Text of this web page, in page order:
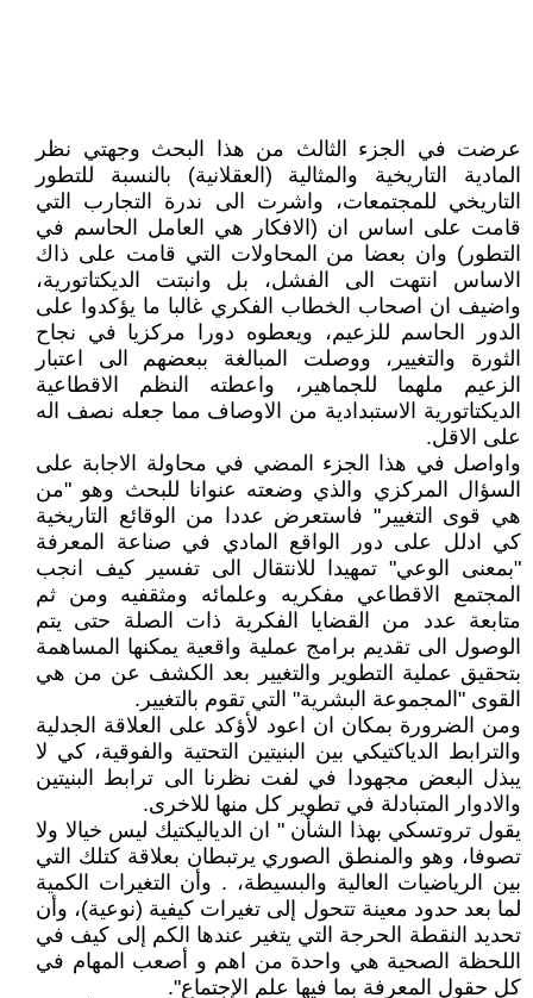
عرضت في الجزء الثالث من هذا البحث وجهتي نظر
المادية التاريخية والمثالية (العقلانية) بالنسبة للتطور
التاريخي للمجتمعات، واشرت الى ندرة التجارب التي
قامت على اساس ان (الافكار هي العامل الحاسم في
التطور) وان بعضا من المحاولات التي قامت على ذاك
الاساس انتهت الى الفشل، بل وانبتت الديكتاتورية،
واضيف ان اصحاب الخطاب الفكري غالبا ما يؤكدوا على
الدور الحاسم للزعيم، ويعطوه دورا مركزيا في نجاح
الثورة والتغيير، ووصلت المبالغة ببعضهم الى اعتبار
الزعيم ملهما للجماهير، واعطته النظم الاقطاعية
الديكتاتورية الاستبدادية من الاوصاف مما جعله نصف اله
على الاقل.
واواصل في هذا الجزء المضي في محاولة الاجابة على
السؤال المركزي والذي وضعته عنوانا للبحث وهو "من
هي قوى التغيير" فاستعرض عددا من الوقائع التاريخية
كي ادلل على دور الواقع المادي في صناعة المعرفة
"بمعنى الوعي" تمهيدا للانتقال الى تفسير كيف انجب
المجتمع الاقطاعي مفكريه وعلمائه ومثقفيه ومن ثم
متابعة عدد من القضايا الفكرية ذات الصلة حتى يتم
الوصول الى تقديم برامج عملية واقعية يمكنها المساهمة
بتحقيق عملية التطوير والتغيير بعد الكشف عن من هي
القوى "المجموعة البشرية" التي تقوم بالتغيير.
ومن الضرورة بمكان ان اعود لأؤكد على العلاقة الجدلية
والترابط الدياكتيكي بين البنيتين التحتية والفوقية، كي لا
يبذل البعض مجهودا في لفت نظرنا الى ترابط البنيتين
والادوار المتبادلة في تطوير كل منها للاخرى.
يقول تروتسكي بهذا الشأن " ان الدياليكتيك ليس خيالا ولا
تصوفا، وهو والمنطق الصوري يرتبطان بعلاقة كتلك التي
بين الرياضيات العالية والبسيطة، . وأن التغيرات الكمية
لما بعد حدود معينة تتحول إلى تغيرات كيفية (نوعية)، وأن
تحديد النقطة الحرجة التي يتغير عندها الكم إلى كيف في
اللحظة الصحية هي واحدة من اهم و أصعب المهام في
كل حقول المعرفة بما فيها علم الإجتماع".